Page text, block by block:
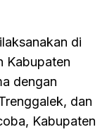
di
Kabupaten
dengan
dan
Kabupaten